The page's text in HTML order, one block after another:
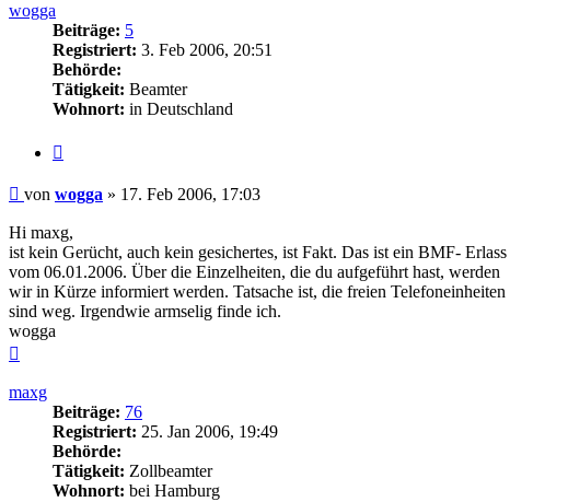
wogga
Beiträge: 5
Registriert: 3. Feb 2006, 20:51
Behörde:
Tätigkeit: Beamter
Wohnort: in Deutschland
Beitrag
von wogga » 17. Feb 2006, 17:03
Hi maxg,
ist kein Gerücht, auch kein gesichertes, ist Fakt. Das ist ein BMF- Erlass
vom 06.01.2006. Über die Einzelheiten, die du aufgeführt hast, werden
wir in Kürze informiert werden. Tatsache ist, die freien Telefoneinheiten
sind weg. Irgendwie armselig finde ich.
wogga
maxg
Beiträge: 76
Registriert: 25. Jan 2006, 19:49
Behörde:
Tätigkeit: Zollbeamter
Wohnort: bei Hamburg